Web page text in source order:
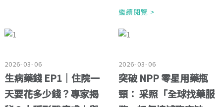
繼續閱覽 >
2026-03-06
生病藥錢 EP1｜住院一
天要花多少錢？專家揭
2026-03-06
突破 NPP 零星用藥瓶
頸： 采照「全球找藥服